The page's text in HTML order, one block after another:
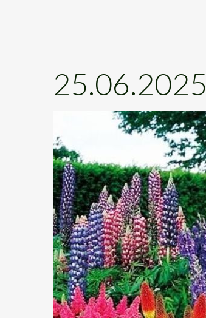
25.06.2025